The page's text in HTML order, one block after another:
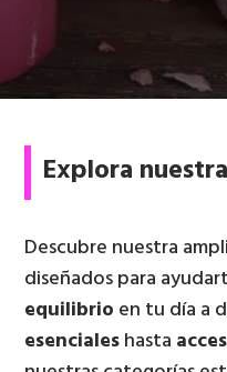
Explora
Descubre nuestra
diseñados para
equilibrio en tu día a
esencialeshasta